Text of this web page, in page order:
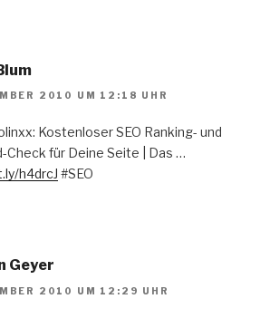
2010 UM 12:18 UHR
Kostenloser SEO Ranking- und
Check für Deine Seite | Das …
h4drcJ #SEO
Geyer
2010 UM 12:29 UHR